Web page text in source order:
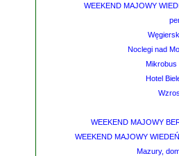
WEEKEND MAJOWY
Noclegi nad
Mikrobus
Hotel
WEEKEND MAJOWY
WEEKEND MAJOWY
Mazury,